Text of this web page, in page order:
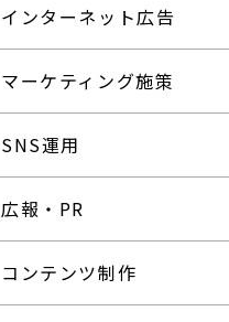
インターネット広告
マーケティング施策
SNS運用
広報・PR
コンテンツ制作